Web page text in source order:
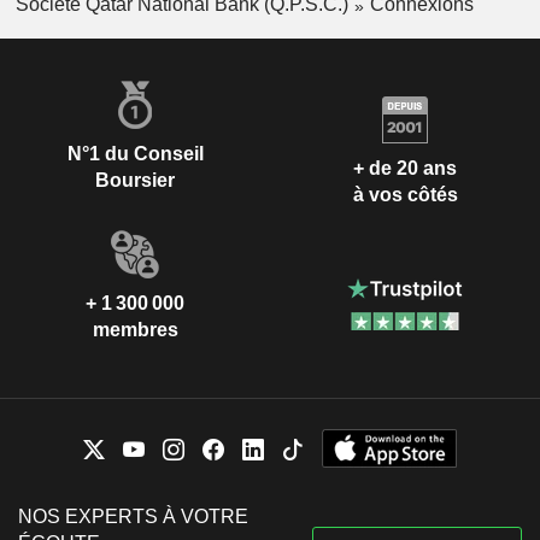
Société Qatar National Bank (Q.P.S.C.)
Connexions
N°1 du Conseil
Boursier
+ de 20 ans
à vos côtés
+ 1 300 000
membres
NOS EXPERTS À VOTRE